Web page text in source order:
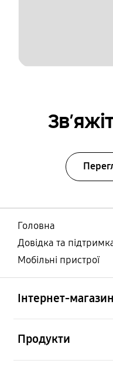
Головна
Довідка та
Мобільні пристрої
Інтернет-магазин
Продукти